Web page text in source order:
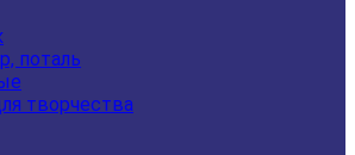
поталь
творчества